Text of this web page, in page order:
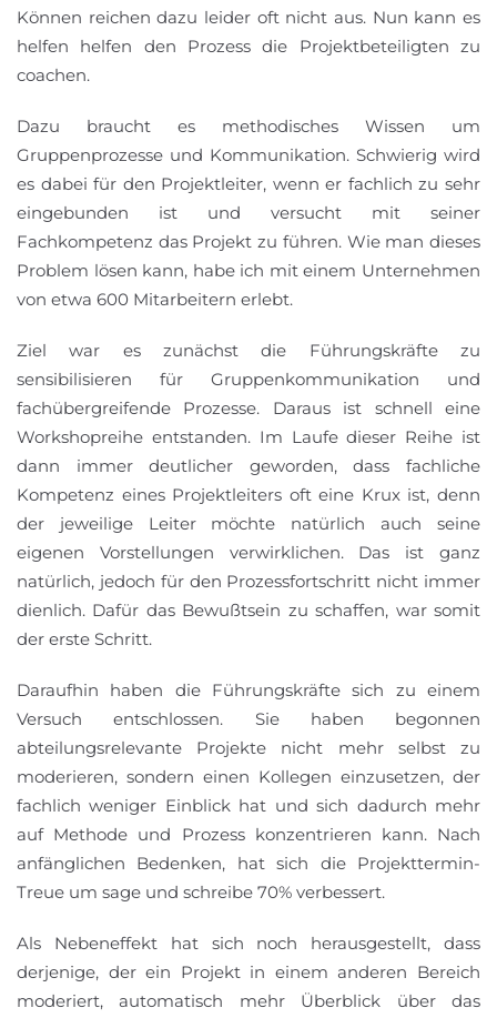
Können reichen dazu leider oft nicht aus. Nun kann es
helfen helfen den Prozess die Projektbeteiligten zu
coachen.
Dazu braucht es methodisches Wissen um
Gruppenprozesse und Kommunikation. Schwierig wird
es dabei für den Projektleiter, wenn er fachlich zu sehr
eingebunden ist und versucht mit seiner
Fachkompetenz das Projekt zu führen. Wie man dieses
Problem lösen kann, habe ich mit einem Unternehmen
von etwa 600 Mitarbeitern erlebt.
Ziel war es zunächst die Führungskräfte zu
sensibilisieren für Gruppenkommunikation und
fachübergreifende Prozesse. Daraus ist schnell eine
Workshopreihe entstanden. Im Laufe dieser Reihe ist
dann immer deutlicher geworden, dass fachliche
Kompetenz eines Projektleiters oft eine Krux ist, denn
der jeweilige Leiter möchte natürlich auch seine
eigenen Vorstellungen verwirklichen. Das ist ganz
natürlich, jedoch für den Prozessfortschritt nicht immer
dienlich. Dafür das Bewußtsein zu schaffen, war somit
der erste Schritt.
Daraufhin haben die Führungskräfte sich zu einem
Versuch entschlossen. Sie haben begonnen
abteilungsrelevante Projekte nicht mehr selbst zu
moderieren, sondern einen Kollegen einzusetzen, der
fachlich weniger Einblick hat und sich dadurch mehr
auf Methode und Prozess konzentrieren kann. Nach
anfänglichen Bedenken, hat sich die Projekttermin-
Treue um sage und schreibe 70% verbessert.
Als Nebeneffekt hat sich noch herausgestellt, dass
derjenige, der ein Projekt in einem anderen Bereich
moderiert, automatisch mehr Überblick über das